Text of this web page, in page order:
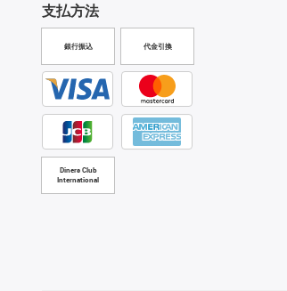
支払方法
銀行振込 代金引換
Diners Club
International